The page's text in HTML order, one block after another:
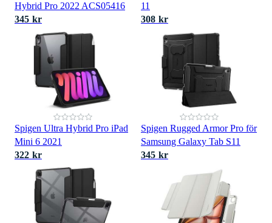
Hybrid Pro 2022 ACS05416
345 kr
11
308 kr
Spigen Ultra Hybrid Pro iPad
Mini 6 2021
322 kr
Spigen Rugged Armor Pro för
Samsung Galaxy Tab S11
345 kr